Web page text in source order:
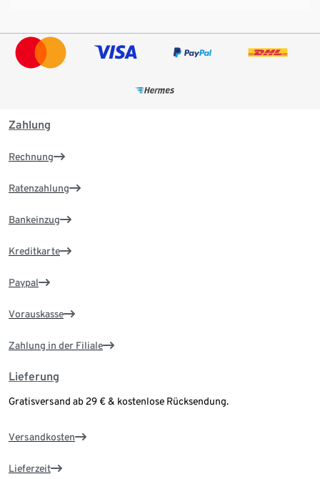
Zahlung
Rechnung
Ratenzahlung
Bankeinzug
Kreditkarte
Paypal
Vorauskasse
Zahlung in der Filiale
Lieferung
Gratisversand ab 29 € & kostenlose Rücksendung.
Versandkosten
Lieferzeit